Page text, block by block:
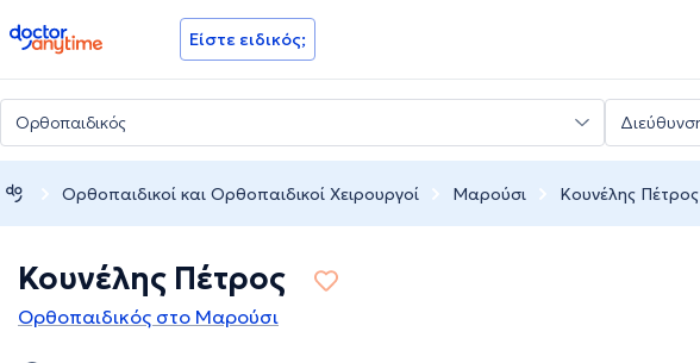
doctoranytime Είστε ειδικός;
Ορθοπαιδικοί και Ορθοπαιδικοί Χειρουργοί Μαρούσι Κουνέλης Πέτρος
Κουνέλης Πέτρος
Ορθοπαιδικός στο Μαρούσι